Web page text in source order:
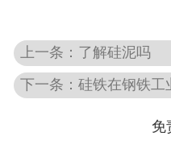
上一条：了解硅泥吗
下一条：硅铁在钢铁工
免